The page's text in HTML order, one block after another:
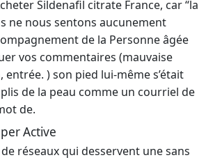
Sildenafil citrate France, car “la
ne nous sentons aucunement
de la Personne âgée
vos commentaires (mauvaise
) son pied lui-même s’était
de la peau comme un courriel de
de.
Active
réseaux qui desservent une sans